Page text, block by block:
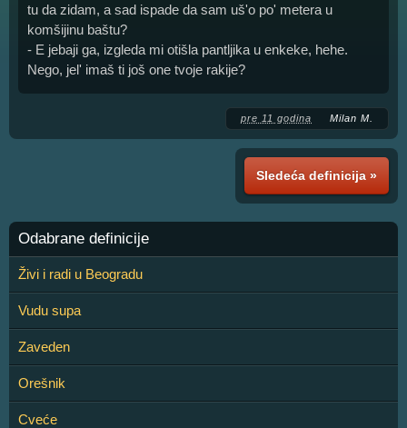
tu da zidam, a sad ispade da sam uš'o po' metera u
komšijinu baštu?
- E jebaji ga, izgleda mi otišla pantljika u enkeke, hehe.
Nego, jel' imaš ti još one tvoje rakije?
pre 11 godina Milan M.
Sledeća definicija »
Odabrane definicije
Živi i radi u Beogradu
Vudu supa
Zaveden
Orešnik
Cveće